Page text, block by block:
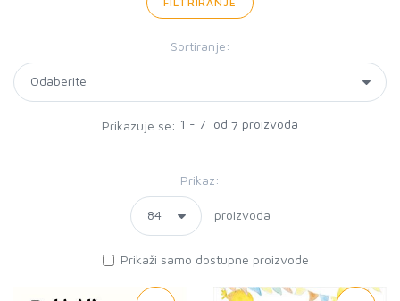
Sortiranje:
Prikazuje se: 1 - 7 od 7 proizvoda
Prikaz:
proizvoda
Prikaži samo dostupne proizvode